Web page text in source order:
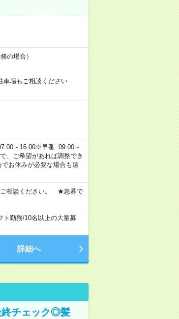
の場合）
場もご相談ください
～16:00※早番 09:00～
、ご希望があれば調整でき
お休みが必要な場合も遠
ご相談ください。 ★急募で
ト勤務/10名以上の大量募
詳細へ
チェック◎髪